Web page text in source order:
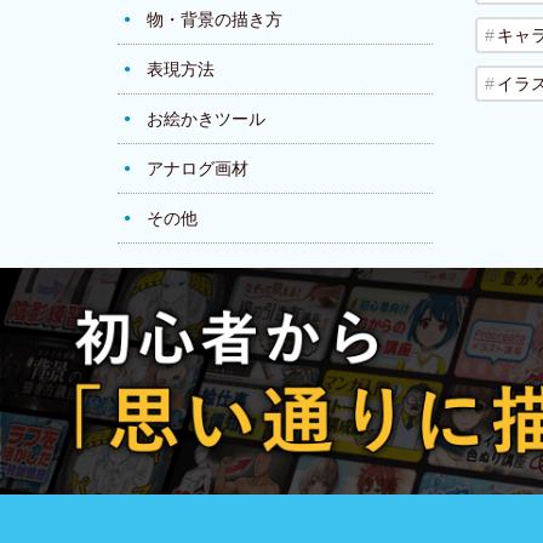
物・背景の描き方
表現方法
お絵かきツール
アナログ画材
その他
キャ
イラ